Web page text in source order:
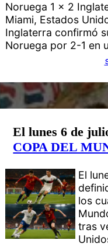
Noruega 1 x 2
Miami, Estados
Inglaterra confirmó
Noruega por 2-1 en
El lunes 6 de
COPA DEL
El
los
tras